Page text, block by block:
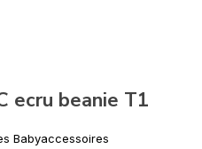
ecru beanie T1
Babyaccessoires